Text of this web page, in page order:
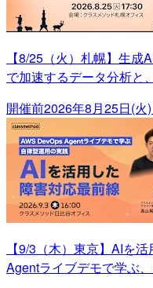
【8/25（火）札幌】生成
で加速するデータ分析と
開催前2026年8月25日(火
【9/3（木）東京】AIを
Agentライブデモで学ぶ